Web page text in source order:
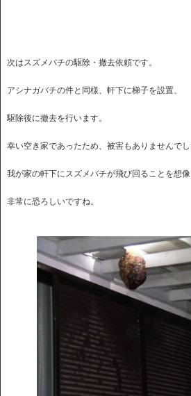
次はスズメバチの駆除・撤去依頼です。
アシナガバチの件と同様、軒下に梯子を設置、
駆除後に撤去を行います。
幸い空き家であったため、被害もありませんでし
我が家の軒下にスズメバチが飛び回ることを想像
非常に恐ろしいですね。